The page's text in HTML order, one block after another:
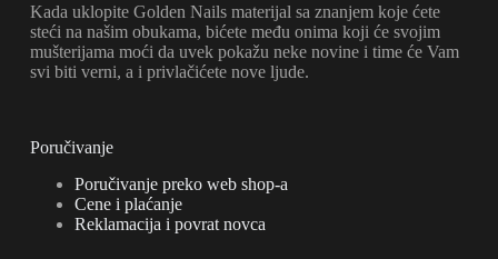
Kada uklopite Golden Nails materijal sa znanjem koje ćete
steći na našim obukama, bićete među onima koji će svojim
mušterijama moći da uvek pokažu neke novine i time će Vam
svi biti verni, a i privlačićete nove ljude.
Poručivanje
Poručivanje preko web shop-a
Cene i plaćanje
Reklamacija i povrat novca